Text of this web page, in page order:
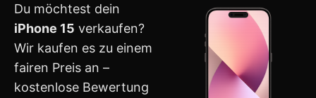
Du möchtest dein
iPhone 15 verkaufen?
Wir kaufen es zu einem
fairen Preis an –
kostenlose Bewertung